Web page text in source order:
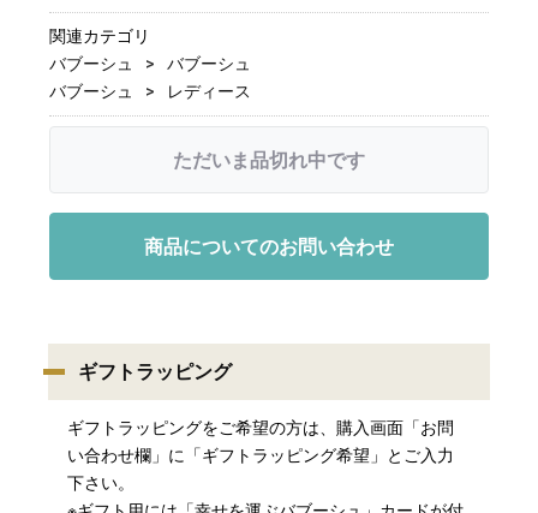
関連カテゴリ
バブーシュ
バブーシュ
バブーシュ
レディース
ただいま品切れ中です
商品についてのお問い合わせ
ギフトラッピング
ギフトラッピングをご希望の方は、購入画面「お問
い合わせ欄」に「ギフトラッピング希望」とご入力
下さい。